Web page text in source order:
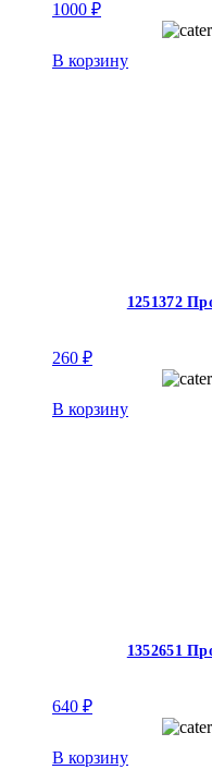
1000 ₽
В корзину
1251372
260 ₽
В корзину
1352651
640 ₽
В корзину